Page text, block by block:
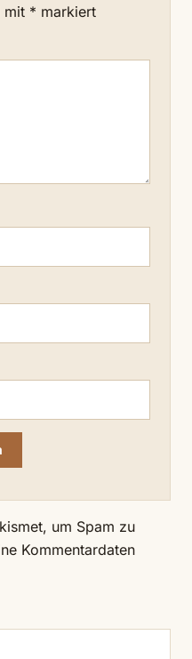
mit * markiert
um Spam zu
Kommentardaten